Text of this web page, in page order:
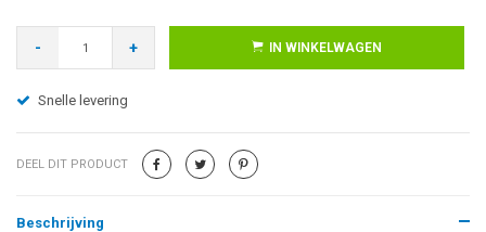
- + IN WINKELWAGEN
Snelle levering
DEEL DIT PRODUCT
Beschrijving